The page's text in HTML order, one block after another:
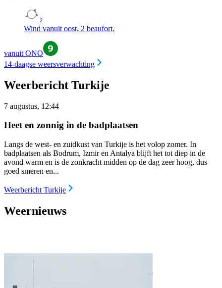
2
Wind vanuit oost, 2 beaufort.
vanuit ONO
14-daagse weersverwachting
Weerbericht Turkije
7 augustus, 12:44
Heet en zonnig in de badplaatsen
Langs de west- en zuidkust van Turkije is het volop zomer. In
badplaatsen als Bodrum, Izmir en Antalya blijft het tot diep in de
avond warm en is de zonkracht midden op de dag zeer hoog, dus
goed smeren en...
Weerbericht Turkije
Weernieuws